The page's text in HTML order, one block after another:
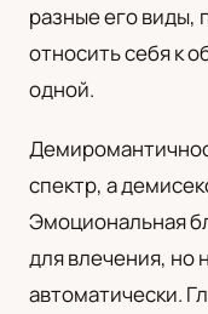
разные его виды,
относить себя к
одной.
спектр, а
Эмоциональная
для влечения, но
автоматически.